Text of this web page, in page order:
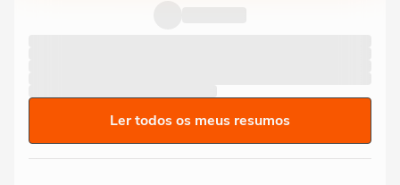
Ler todos os meus resumos